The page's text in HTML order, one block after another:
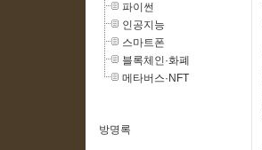
파이썬
인공지능
스마트폰
블록체인·화폐
메타버스·NFT
방명록